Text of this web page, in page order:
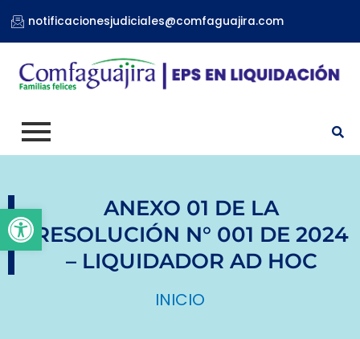
Abrir barra de herramientas
contenido
notificacionesjudiciales@comfaguajira.com
ANEXO 01 DE LA
RESOLUCIÓN N° 001 DE 2024
– LIQUIDADOR AD HOC
INICIO